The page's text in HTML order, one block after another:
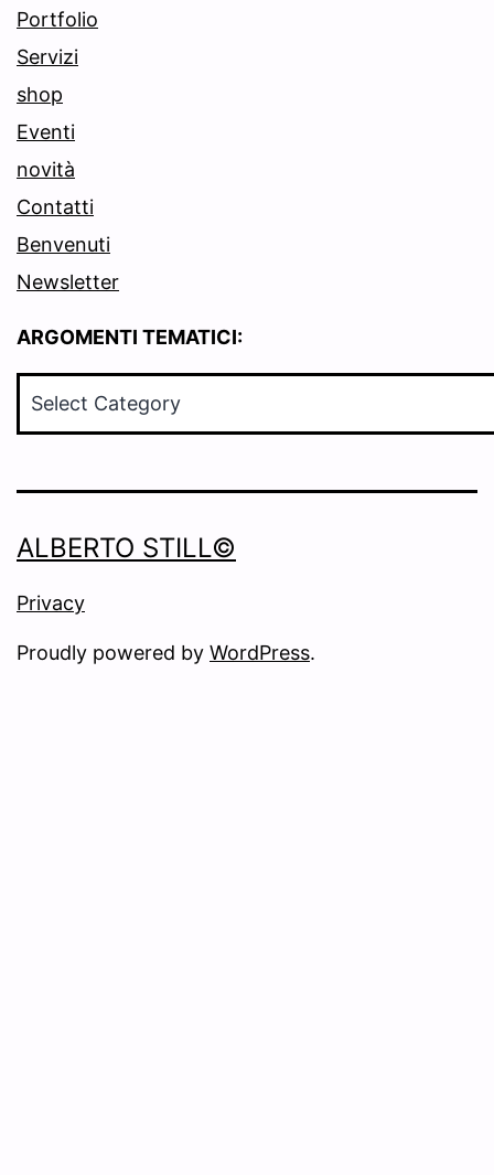
Portfolio
Servizi
shop
Eventi
novità
Contatti
Benvenuti
Newsletter
ARGOMENTI TEMATICI:
ALBERTO STILL©
Privacy
Proudly powered by WordPress.